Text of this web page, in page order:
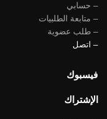
– حسابي
– متابعة الطلبيات
– طلب عضوية
– اتصل
فيسبوك
الإشتراك